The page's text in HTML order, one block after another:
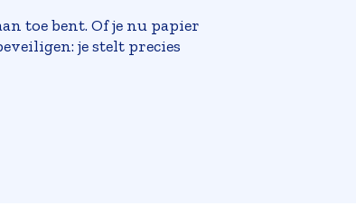
toe bent. Of je nu papier
je stelt precies